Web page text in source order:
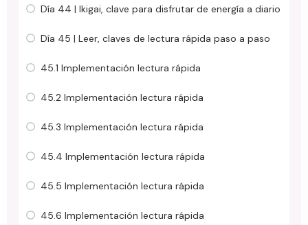
Día 44 | Ikigai, clave para disfrutar de energía a diario
Día 45 | Leer, claves de lectura rápida paso a paso
45.1 Implementación lectura rápida
45.2 Implementación lectura rápida
45.3 Implementación lectura rápida
45.4 Implementación lectura rápida
45.5 Implementación lectura rápida
45.6 Implementación lectura rápida